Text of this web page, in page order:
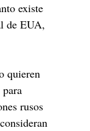
existe
de EUA,
quieren
rusos